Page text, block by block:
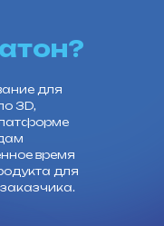
для
3D,
время
для